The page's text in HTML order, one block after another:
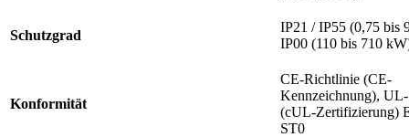
Schutzgrad
IP21 / IP55 (0,75 bis
IP00 (110 bis 710
Konformität
CE-Richtlinie (CE-
Kennzeichnung), UL-
(cUL-Zertifizierung)
ST0